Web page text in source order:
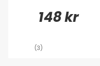
148 kr
(3)